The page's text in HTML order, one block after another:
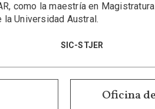
como la maestría en
Universidad Austral.
de
SIC-STJER
Oficina